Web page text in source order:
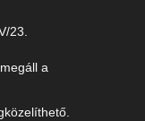
23.
a